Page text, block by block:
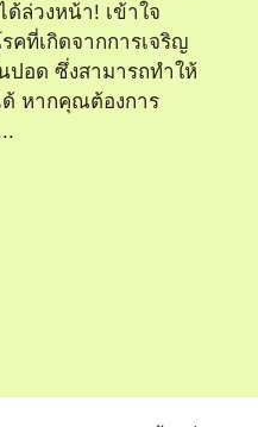
ล่วงหน้า! เข้าใจ
คที่เกิดจากการเจริญ
ปอด ซึ่งสามารถทำให้
หากคุณต้องการ